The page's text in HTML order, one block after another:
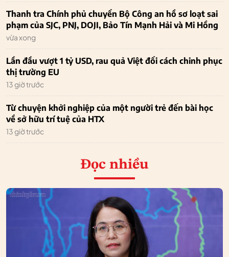
Thanh tra Chính phủ chuyển Bộ Công an hồ sơ loạt sai
phạm của SJC, PNJ, DOJI, Bảo Tín Mạnh Hải và Mi Hồng
vừa xong
Lần đầu vượt 1 tỷ USD, rau quả Việt đổi cách chinh phục
thị trường EU
13 giờ trước
Từ chuyện khởi nghiệp của một người trẻ đến bài học
về sở hữu trí tuệ của HTX
13 giờ trước
Đọc nhiều